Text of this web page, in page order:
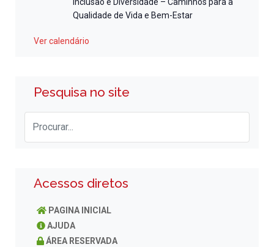
Qualidade de Vida e Bem-Estar
Ver calendário
Pesquisa no site
Acessos diretos
PAGINA INICIAL
AJUDA
ÁREA RESERVADA